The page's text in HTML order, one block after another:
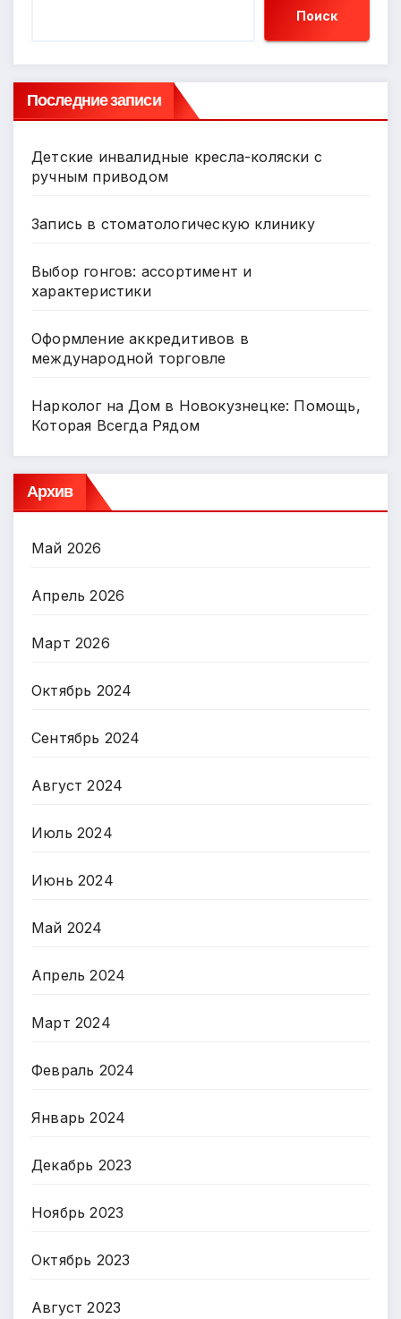
Поиск
Последние записи
Детские инвалидные кресла-коляски с
ручным приводом
Запись в стоматологическую клинику
Выбор гонгов: ассортимент и
характеристики
Оформление аккредитивов в
международной торговле
Нарколог на Дом в Новокузнецке: Помощь,
Которая Всегда Рядом
Архив
Май 2026
Апрель 2026
Март 2026
Октябрь 2024
Сентябрь 2024
Август 2024
Июль 2024
Июнь 2024
Май 2024
Апрель 2024
Март 2024
Февраль 2024
Январь 2024
Декабрь 2023
Ноябрь 2023
Октябрь 2023
Август 2023